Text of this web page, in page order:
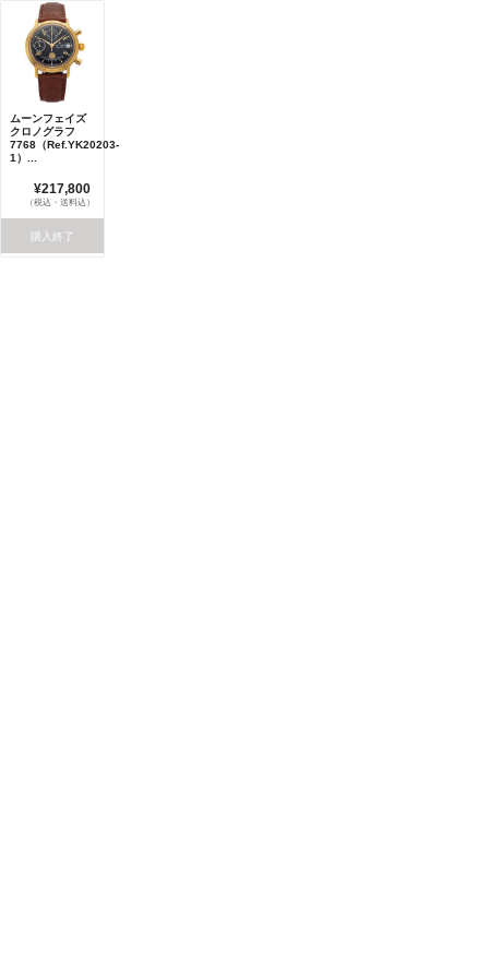
ムーンフェイズ
クロノグラフ
7768（Ref.YK20203-
1）...
¥217,800
（税込・送料込）
購入終了